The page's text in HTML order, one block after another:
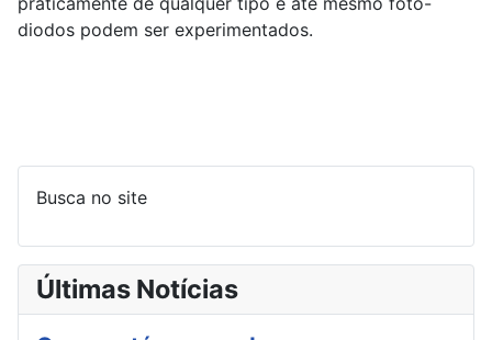
diodos podem ser experimentados.
Busca no site
Últimas Notícias